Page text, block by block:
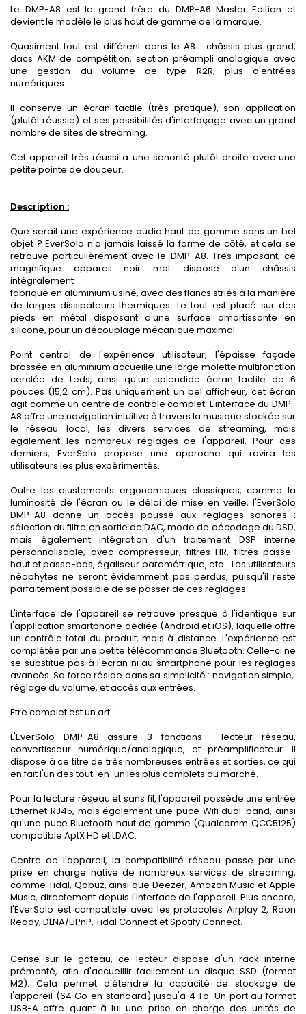
Le DMP-A8 est le grand frère du DMP-A6 Master Edition et
devient le modèle le plus haut de gamme de la marque.
Quasiment tout est différent dans le A8 : châssis plus grand,
dacs AKM de compétition, section préampli analogique avec
une gestion du volume de type R2R, plus d'entrées
numériques...
Il conserve un écran tactile (très pratique), son application
(plutôt réussie) et ses possibilités d'interfaçage avec un grand
nombre de sites de streaming.
Cet appareil très réussi a une sonorité plutôt droite avec une
petite pointe de douceur.
Description :
Que serait une expérience audio haut de gamme sans un bel
objet ? EverSolo n'a jamais laissé la forme de côté, et cela se
retrouve particulièrement avec le DMP-A8. Très imposant, ce
magnifique appareil noir mat dispose d'un châssis
intégralement
fabriqué en aluminium usiné, avec des flancs striés à la manière
de larges dissipateurs thermiques. Le tout est placé sur des
pieds en métal disposant d'une surface amortissante en
silicone, pour un découplage mécanique maximal.
Point central de l'expérience utilisateur, l'épaisse façade
brossée en aluminium accueille une large molette multifonction
cerclée de Leds, ainsi qu'un splendide écran tactile de 6
pouces (15,2 cm). Pas uniquement un bel afficheur, cet écran
agit comme un centre de contrôle complet. L'interface du DMP-
A8 offre une navigation intuitive à travers la musique stockée sur
le réseau local, les divers services de streaming, mais
également les nombreux réglages de l'appareil. Pour ces
derniers, EverSolo propose une approche qui ravira les
utilisateurs les plus expérimentés.
Outre les ajustements ergonomiques classiques, comme la
luminosité de l'écran ou le délai de mise en veille, l'EverSolo
DMP-A8 donne un accès poussé aux réglages sonores :
sélection du filtre en sortie de DAC, mode de décodage du DSD,
mais également intégration d'un traitement DSP interne
personnalisable, avec compresseur, filtres FIR, filtres passe-
haut et passe-bas, égaliseur paramétrique, etc... Les utilisateurs
néophytes ne seront évidemment pas perdus, puisqu'il reste
parfaitement possible de se passer de ces réglages.
L'interface de l'appareil se retrouve presque à l'identique sur
l'application smartphone dédiée (Android et iOS), laquelle offre
un contrôle total du produit, mais à distance. L'expérience est
complétée par une petite télécommande Bluetooth. Celle-ci ne
se substitue pas à l'écran ni au smartphone pour les réglages
avancés. Sa force réside dans sa simplicité : navigation simple,
réglage du volume, et accès aux entrées.
Être complet est un art :
L'EverSolo DMP-A8 assure 3 fonctions : lecteur réseau,
convertisseur numérique/analogique, et préamplificateur. Il
dispose à ce titre de très nombreuses entrées et sorties, ce qui
en fait l'un des tout-en-un les plus complets du marché.
Pour la lecture réseau et sans fil, l'appareil possède une entrée
Ethernet RJ45, mais également une puce Wifi dual-band, ainsi
qu'une puce Bluetooth haut de gamme (Qualcomm QCC5125)
compatible AptX HD et LDAC.
Centre de l'appareil, la compatibilité réseau passe par une
prise en charge native de nombreux services de streaming,
comme Tidal, Qobuz, ainsi que Deezer, Amazon Music et Apple
Music, directement depuis l'interface de l'appareil. Plus encore,
l'EverSolo est compatible avec les protocoles Airplay 2, Roon
Ready, DLNA/UPnP, Tidal Connect et Spotify Connect.
Cerise sur le gâteau, ce lecteur dispose d'un rack interne
prémonté, afin d'accueillir facilement un disque SSD (format
M2). Cela permet d'étendre la capacité de stockage de
l'appareil (64 Go en standard) jusqu'à 4 To. Un port au format
USB-A offre quant à lui une prise en charge des unités de